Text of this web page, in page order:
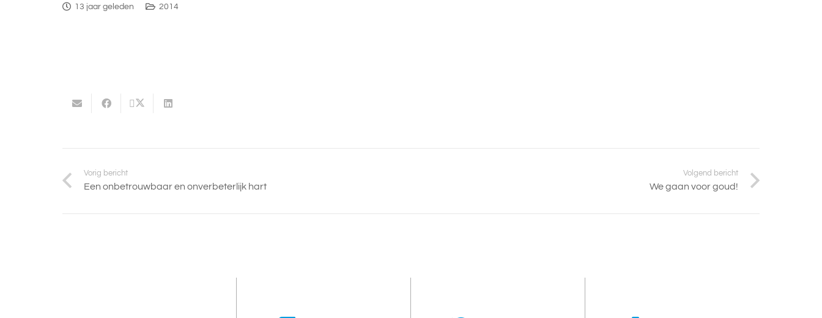
13 jaar geleden 2014
Vorig bericht
Een onbetrouwbaar en onverbeterlijk hart
Volgend bericht
We gaan voor goud!